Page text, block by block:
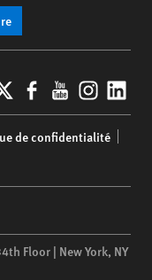
Facebook
YouTube
de confidentialité
Floor | New York, NY